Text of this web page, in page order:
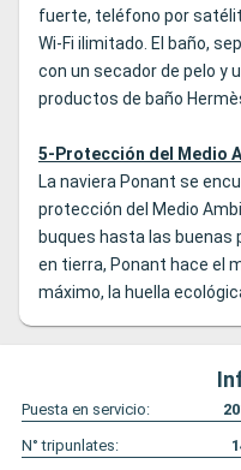
fuerte, teléfono por
Wi-Fi ilimitado. El baño,
con un secador de pelo y
productos de baño
5-Protección del Medio
La naviera Ponant se
protección del Medio
buques hasta las
en tierra, Ponant hace el
máximo, la huella
Puesta en servicio:
N° tripunlates: